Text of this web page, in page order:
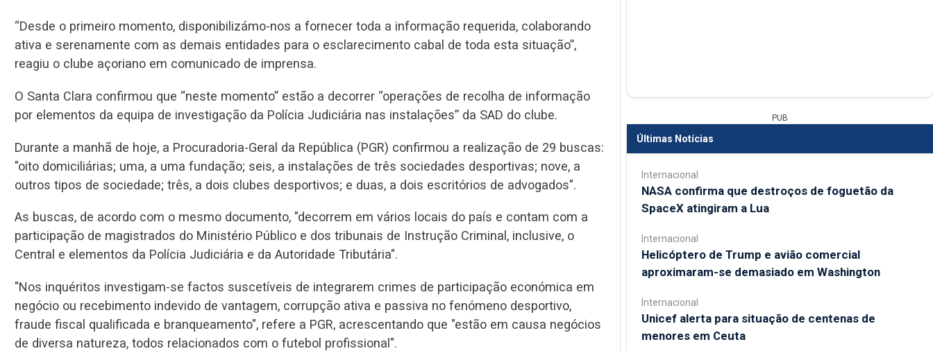
“Desde o primeiro momento, disponibilizámo-nos a fornecer toda a informação requerida, colaborando
ativa e serenamente com as demais entidades para o esclarecimento cabal de toda esta situação”,
reagiu o clube açoriano em comunicado de imprensa.
O Santa Clara confirmou que “neste momento” estão a decorrer “operações de recolha de informação
por elementos da equipa de investigação da Polícia Judiciária nas instalações” da SAD do clube.
Durante a manhã de hoje, a Procuradoria-Geral da República (PGR) confirmou a realização de 29 buscas:
"oito domiciliárias; uma, a uma fundação; seis, a instalações de três sociedades desportivas; nove, a
outros tipos de sociedade; três, a dois clubes desportivos; e duas, a dois escritórios de advogados".
As buscas, de acordo com o mesmo documento, "decorrem em vários locais do país e contam com a
participação de magistrados do Ministério Público e dos tribunais de Instrução Criminal, inclusive, o
Central e elementos da Polícia Judiciária e da Autoridade Tributária".
"Nos inquéritos investigam-se factos suscetíveis de integrarem crimes de participação económica em
negócio ou recebimento indevido de vantagem, corrupção ativa e passiva no fenómeno desportivo,
fraude fiscal qualificada e branqueamento", refere a PGR, acrescentando que "estão em causa negócios
de diversa natureza, todos relacionados com o futebol profissional".
PUB
Últimas Notícias
Internacional
NASA confirma que destroços de foguetão da
SpaceX atingiram a Lua
Internacional
Helicóptero de Trump e avião comercial
aproximaram-se demasiado em Washington
Internacional
Unicef alerta para situação de centenas de
menores em Ceuta